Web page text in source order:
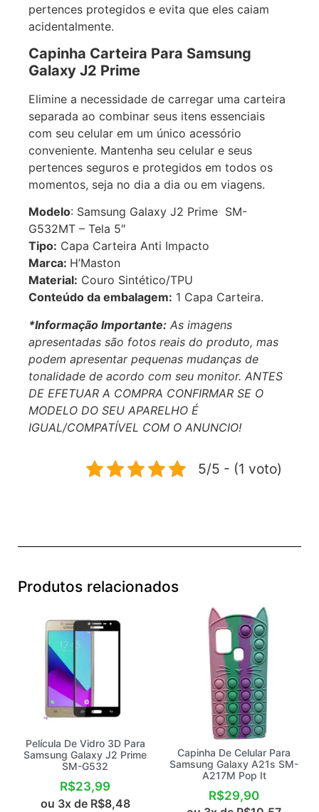
pertences protegidos e evita que eles caiam
acidentalmente.
Capinha Carteira Para Samsung
Galaxy J2 Prime
Elimine a necessidade de carregar uma carteira
separada ao combinar seus itens essenciais
com seu celular em um único acessório
conveniente. Mantenha seu celular e seus
pertences seguros e protegidos em todos os
momentos, seja no dia a dia ou em viagens.
Modelo: Samsung Galaxy J2 Prime SM-
G532MT – Tela 5″
Tipo: Capa Carteira Anti Impacto
Marca: H’Maston
Material: Couro Sintético/TPU
Conteúdo da embalagem: 1 Capa Carteira.
*Informação Importante: As imagens
apresentadas são fotos reais do produto, mas
podem apresentar pequenas mudanças de
tonalidade de acordo com seu monitor. ANTES
DE EFETUAR A COMPRA CONFIRMAR SE O
MODELO DO SEU APARELHO É
IGUAL/COMPATÍVEL COM O ANUNCIO!
5/5 - (1 voto)
Produtos relacionados
Película De Vidro 3D Para
Samsung Galaxy J2 Prime
SM-G532
R$23,99
ou 3x de R$8,48
Capinha De Celular Para
Samsung Galaxy A21s SM-
A217M Pop It
R$29,90